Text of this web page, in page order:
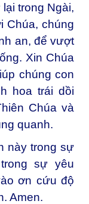
trong Ngài,
Chúa, chúng
an, để vượt
Xin Chúa
chúng con
hoa trái dồi
Chúa và
quanh.
này trong sự
sự yêu
ơn cứu độ
Amen.